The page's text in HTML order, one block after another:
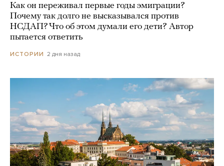
Как он переживал первые годы эмиграции?
Почему так долго не высказывался против
НСДАП? Что об этом думали его дети? Автор
пытается ответить
ИСТОРИИ 2 дня назад